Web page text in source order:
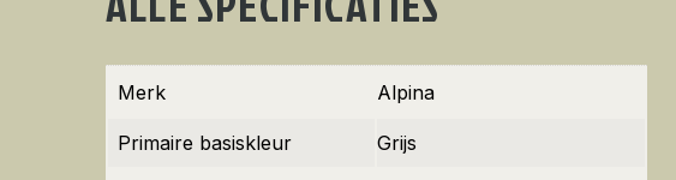
Merk Alpina
Primaire basiskleur Grijs